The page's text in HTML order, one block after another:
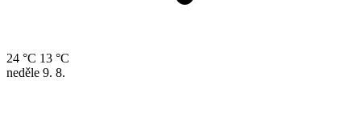
24 °C 13 °C
neděle 9. 8.